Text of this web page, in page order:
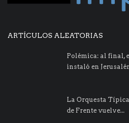
ARTÍCULOS ALEATORIAS
Polémica: al final,
instaló en
La Orquesta
de Frente vuelve...